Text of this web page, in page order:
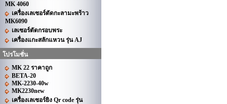
MK 4060
เครื่องเลเซอร์ตัดกะลามะพร้าว
MK6090
เลเซอร์ตัดกรอบพระ
เครื่องแกะสลักแหวน รุ่น AJ
โปรโมชั่น
MK 22 ราคาถูก
BETA-20
MK-2230-40w
MK2230new
เครื่องเลเซอร์ยิง Qr code รุ่น